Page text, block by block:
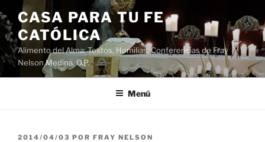
Saltar
al
contenido
CASA PARA TU FE
CATÓLICA
Alimento del Alma: Textos, Homilias, Conferencias de Fray
Nelson Medina, O.P.
Menú
PUBLICADO
2014/04/03 POR FRAY NELSON